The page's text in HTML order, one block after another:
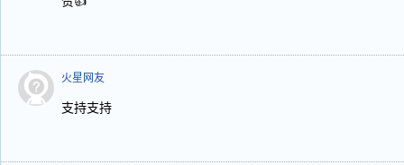
火星网友
支持支持